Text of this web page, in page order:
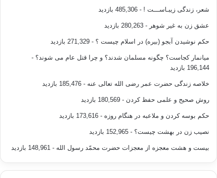
شعر، زندگی زیبـاســـت ! - 485,306 بازدید
عشق زن به غیر شوهر - 280,263 بازدید
حکم نوشیدن آبجو (بیره) در اسلام چیست ؟ - 271,329 بازدید
میانمار کجاست؟ چگونه مسلمان شدند؟ و چرا قتل عام می شوند؟ -
196,144 بازدید
خلاصه زندگی حضرت عمر رضی الله تعالی عنه - 185,476 بازدید
روش صحیح و علمی حفظ کردن - 180,569 بازدید
حکم بوسه کردن و ملاعبه در هنگام روزه - 173,616 بازدید
نصیب زن در بهشت چیست؟ - 152,965 بازدید
بیست و هشت معجزه از معجزات حضرت محمّد رسول الله - 148,961 بازدید